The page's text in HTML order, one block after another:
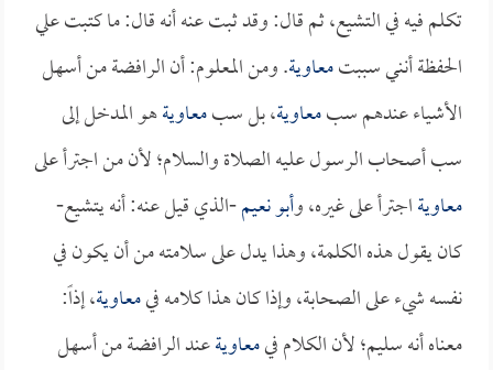
تكلم فيه في التشيع، ثم قال: وقد ثبت عنه أنه قال: ما كتبت علي
الحفظة أنني سببتمعاوية. ومن المعلوم: أن الرافضة من أسهل
الأشياء عندهم سبمعاوية، بل سبمعاويةهو المدخل إلى
سب أصحاب الرسول عليه الصلاة والسلام؛ لأن من اجترأ على
معاويةاجترأ على غيره، وأبو نعيم-الذي قيل عنه: أنه يتشيع-
كان يقول هذه الكلمة، وهذا يدل على سلامته من أن يكون في
نفسه شيء على الصحابة، وإذا كان هذا كلامه فيمعاوية، إذاً:
معناه أنه سليم؛ لأن الكلام فيمعاويةعند الرافضة من أسهل